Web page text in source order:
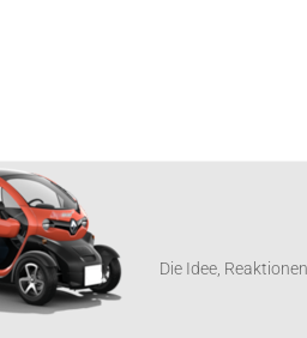
Die Idee,